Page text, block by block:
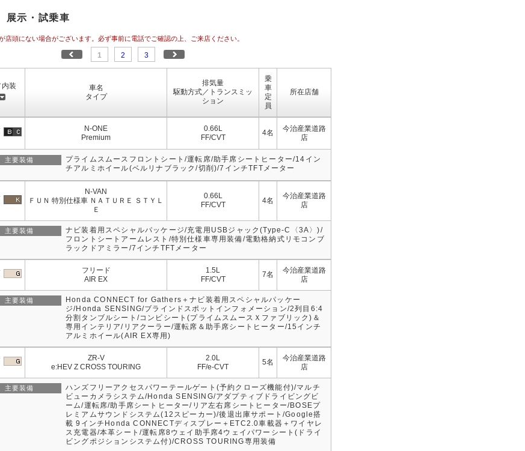
示・試乗車
頭にない場合がございます。必ず事前に電話でご確認の上、ご来店ください。
1 2 3
内装
車名
タイプ
排気量
駆動方式／トランスミッ
ション
乗
車
定
員
所在店舗
N-ONE
Premium
0.66L
FF/CVT
4名
今治産業道路
店
主要装備
プライムスムースフロントシート/運転席/助手席シートヒーター/14イン
チアルミホイール(ベルリナブラック/切削)/7インチTFTメーター
N-VAN
ＦＵＮ 特別仕様車 ＮＡＴＵＲＥ ＳＴＹＬ
Ｅ
0.66L
FF/CVT
4名
今治産業道路
店
主要装備
ナビ装着用スペシャルパッケージ/充電用USBジャック(Type-C〈3A〉)/
フロントシートアームレスト/特別仕様車専用装備/電動格納式リモコンブ
ラックドアミラー/7インチTFTメーター
フリード
AIR EX
1.5L
FF/CVT
7名
今治産業道路
店
主要装備
Honda CONNECT for Gathers＋ナビ装着用スペシャルパッケー
ジ/Honda SENSING/ブラインドスポットインフォメーション/2列目6:4
分割タンブルシート/コンビシート(プライムスムースＸファブリック)＆
専用インテリア/リアクーラー/運転席＆助手席シートヒーター/15インチ
アルミホイール(AIR EX専用)
ZR-V
e:HEV Z CROSS TOURING
2.0L
FF/e-CVT
5名
今治産業道路
店
主要装備
ハンズフリーアクセスパワーテールゲート(予約クローズ機能付)/マルチ
ビューカメラシステム/Honda SENSING/アダプティブドライビングビ
ーム/運転席/助手席シートヒーター/リア左右席シートヒーター/BOSEプ
レミアムサウンドシステム(12スピーカー)/後退出庫サポート/Google搭
載 9インチHonda CONNECTディスプレー＋ETC2.0車載器＋ワイヤレ
ス充電器/本革シート/運転席8ウェイ助手席4ウェイパワーシート(ドライ
ビングポジションシステム付)/CROSS TOURING専用装備